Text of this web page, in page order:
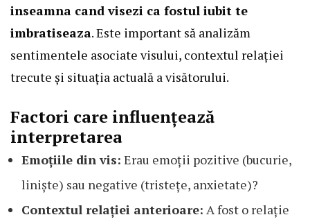
inseamna cand visezi ca fostul iubit te
imbratiseaza. Este important să analizăm
sentimentele asociate visului, contextul relației
trecute și situația actuală a visătorului.
Factori care influențează
interpretarea
Emoțiile din vis: Erau emoții pozitive (bucurie,
liniște) sau negative (tristețe, anxietate)?
Contextul relației anterioare: A fost o relație